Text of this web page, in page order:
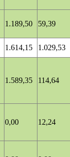
1.189,50 59,39
1.614,15
1.029,53
1.589,35 114,64
0,00 12,24